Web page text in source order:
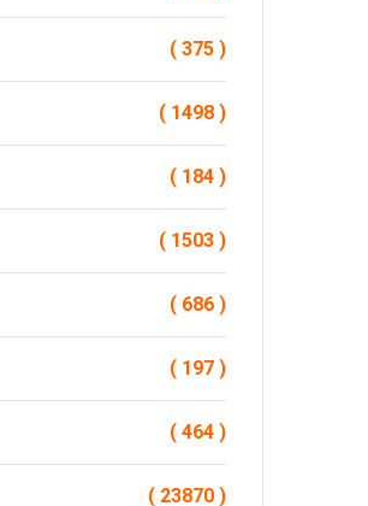
( 375 )
( 1498 )
( 184 )
( 1503 )
( 686 )
( 197 )
( 464 )
( 23870 )